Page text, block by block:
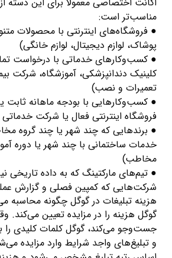
مناسب‌تر است:
● فروشگاه‌های اینترنتی با محصولات
پوشاک، لوازم دیجیتال، لوازم خانگی)
● کسب‌وکارهای خدماتی با درخواست
کلینیک دندانپزشکی، آموزشگاه، شرکت
تعمیرات و نصب)
● کسب‌وکارهایی با بودجه ماهانه ثابت
فروشگاه اینترنتی فعال یا شرکت
● برندهایی که چند شهر یا چند گروه
خدمات ساختمانی با چند شهر یا دوره
مخاطب)
● تیم‌های مارکتینگ که به داده تاریخی
شرکت‌هایی که کمپین فصلی و گزارش
هزینه تبلیغات در گوگل چگونه محاسبه
گوگل هزینه را در مزایده تعیین می‌کند.
جست‌وجو می‌کند، گوگل کلمات کلیدی را
و تبلیغ‌های واجد شرایط وارد مزایده